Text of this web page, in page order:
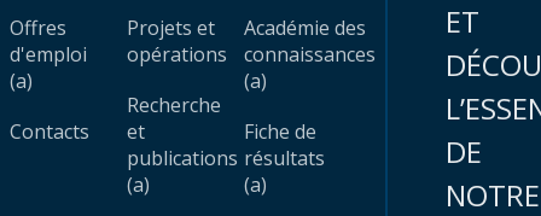
Offres
d'emploi
(a)
Contacts
Projets et
opérations
Recherche
et
publications
(a)
Académie des
connaissances
(a)
Fiche de
résultats
(a)
ET
DE
NOTRE